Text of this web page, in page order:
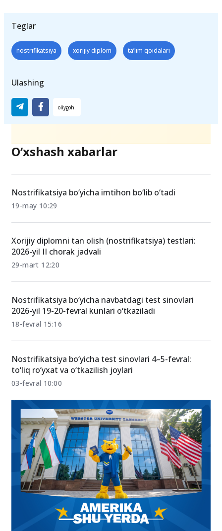
Teglar
nostrifikatsiya xorijiy diplom ta’lim qoidalari
Ulashing
O‘xshash xabarlar
Nostrifikatsiya bo‘yicha imtihon bo‘lib o‘tadi
19-may 10:29
Xorijiy diplomni tan olish (nostrifikatsiya) testlari:
2026-yil II chorak jadvali
29-mart 12:20
Nostrifikatsiya bo‘yicha navbatdagi test sinovlari
2026-yil 19-20-fevral kunlari o‘tkaziladi
18-fevral 15:16
Nostrifikatsiya bo‘yicha test sinovlari 4–5-fevral:
to‘liq ro‘yxat va o‘tkazilish joylari
03-fevral 10:00